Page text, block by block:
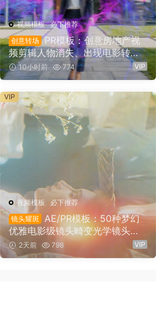
视频模板·必下推荐
创意转场
PR模板：创意房地产视
频剪辑人物消失、出现电影转场
过渡（16154）
10小时前 774 VIP
视频模板 · 必下推荐
镜头耀斑
AE/PR模板：50种梦幻
优雅电影级镜头畸变光学镜头耀
斑折射漏光4K婚礼、音乐、剪辑
转场叠加模板（16145）
2天前 798 VIP
VIP